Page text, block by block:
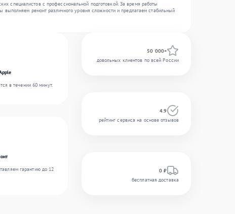
специалистов с профессиональной подготовкой. За время работы
ремонт различного уровня сложности и предлагаем стабильный
в течении 60 минут.
гарантию до 12
50 000+
довольных клиентов по всей России
4.9
рейтинг сервиса на основе отзывов
0 ₽
бесплатная доставка